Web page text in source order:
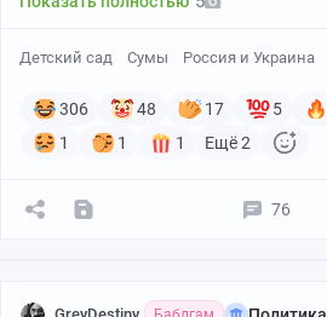
Детский сад Сумы Россия и Украина
306 48 17 5
1
1 1 Ещё 2
76